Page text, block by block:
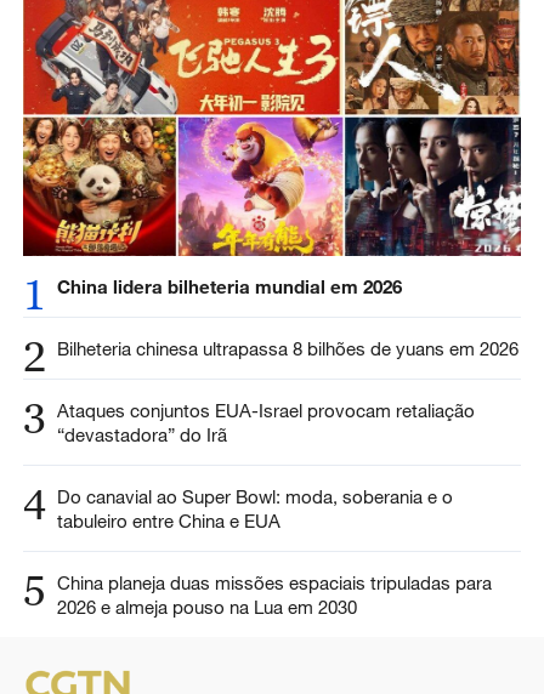
1 China lidera bilheteria mundial em 2026
2 Bilheteria chinesa ultrapassa 8 bilhões de yuans em 2026
3 Ataques conjuntos EUA-Israel provocam retaliação
“devastadora” do Irã
4 Do canavial ao Super Bowl: moda, soberania e o
tabuleiro entre China e EUA
5
China planeja duas missões espaciais tripuladas para
2026 e almeja pouso na Lua em 2030